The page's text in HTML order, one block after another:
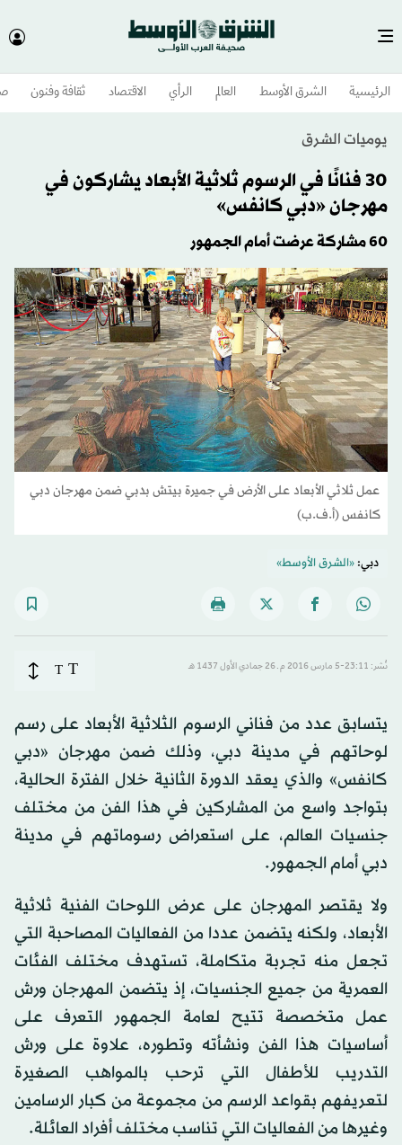
الرئيسية الشرق الأوسط​ العالم الرأي الاقتصاد ثقافة وفنون
يوميات الشرق
30 فنانًا في الرسوم ثلاثية الأبعاد يشاركون في
مهرجان «دبي كانفس»
60 مشاركة عرضت أمام الجمهور
عمل ثلاثي الأبعاد على الأرض في جميرة بيتش بدبي ضمن مهرجان دبي
كانفس (أ.ف.ب)
دبي:«الشرق الأوسط»
نُشر: 23:11-5 مارس 2016 م ـ 26 جمادي الأول 1437 هـ T
T
يتسابق عدد من فناني الرسوم الثلاثية الأبعاد على رسم
لوحاتهم في مدينة دبي، وذلك ضمن مهرجان «دبي
كانفس» والذي يعقد الدورة الثانية خلال الفترة الحالية،
بتواجد واسع من المشاركين في هذا الفن من مختلف
جنسيات العالم، على استعراض رسوماتهم في مدينة
دبي أمام الجمهور.
ولا يقتصر المهرجان على عرض اللوحات الفنية ثلاثية
الأبعاد، ولكنه يتضمن عددا من الفعاليات المصاحبة التي
تجعل منه تجربة متكاملة، تستهدف مختلف الفئات
العمرية من جميع الجنسيات، إذ يتضمن المهرجان ورش
عمل متخصصة تتيح لعامة الجمهور التعرف على
أساسيات هذا الفن ونشأته وتطوره، علاوة على ورش
التدريب للأطفال التي ترحب بالمواهب الصغيرة
لتعريفهم بقواعد الرسم من مجموعة من كبار الرسامين
وغيرها من الفعاليات التي تناسب مختلف أفراد العائلة.